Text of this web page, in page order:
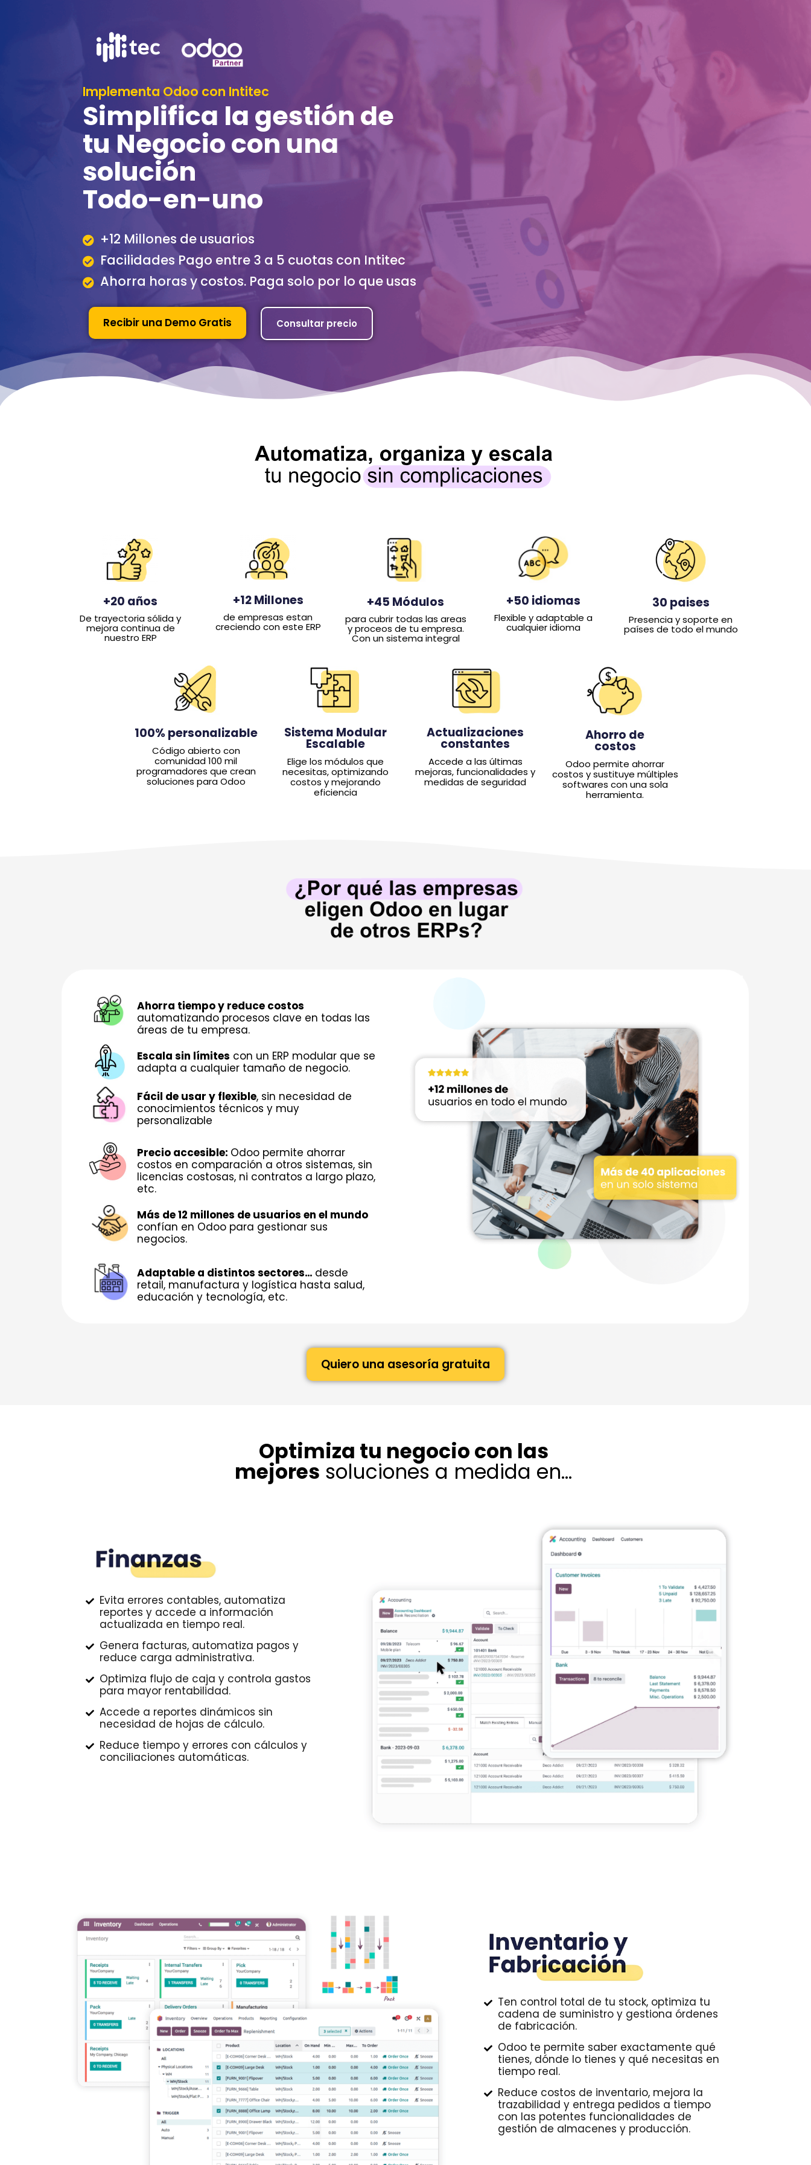
Implementa Odoo con Intitec
Simplifica la gestión de
tu Negocio con una
solución
Todo-en-uno
+12 Millones de usuarios
Facilidades Pago entre 3 a 5 cuotas con Intitec
Ahorra horas y costos. Paga solo por lo que usas
Recibir una Demo Gratis Consultar precio
+20 años
De trayectoria sólida y
mejora continua de
nuestro ERP
+12 Millones
de empresas estan
creciendo con este ERP
+45 Módulos
para cubrir todas las areas
y proceos de tu empresa.
Con un sistema integral
+50 idiomas
Flexible y adaptable a
cualquier idioma
30 paises
Presencia y soporte en
países de todo el mundo
100% personalizable
Código abierto con
comunidad 100 mil
programadores que crean
soluciones para Odoo
Sistema Modular
Escalable
Elige los módulos que
necesitas, optimizando
costos y mejorando
eficiencia
Actualizaciones
constantes
Accede a las últimas
mejoras, funcionalidades y
medidas de seguridad
Ahorro de
costos
Odoo permite ahorrar
costos y sustituye múltiples
softwares con una sola
herramienta.
Ahorra tiempo y reduce costos
automatizando procesos clave en todas las
áreas de tu empresa.
Escala sin límites con un ERP modular que se
adapta a cualquier tamaño de negocio.
Fácil de usar y flexible, sin necesidad de
conocimientos técnicos y muy
personalizable
Precio accesible: Odoo permite ahorrar
costos en comparación a otros sistemas, sin
licencias costosas, ni contratos a largo plazo,
etc.
Más de 12 millones de usuarios en el mundo
confían en Odoo para gestionar sus
negocios.
Adaptable a distintos sectores… desde
retail, manufactura y logística hasta salud,
educación y tecnología, etc.
Quiero una asesoría gratuita
Optimiza tu negocio con las
mejores soluciones a medida en…
Evita errores contables, automatiza
reportes y accede a información
actualizada en tiempo real.
Genera facturas, automatiza pagos y
reduce carga administrativa.
Optimiza flujo de caja y controla gastos
para mayor rentabilidad.
Accede a reportes dinámicos sin
necesidad de hojas de cálculo.
Reduce tiempo y errores con cálculos y
conciliaciones automáticas.
Ten control total de tu stock, optimiza tu
cadena de suministro y gestiona órdenes
de fabricación.
Odoo te permite saber exactamente qué
tienes, dónde lo tienes y qué necesitas en
tiempo real.
Reduce costos de inventario, mejora la
trazabilidad y entrega pedidos a tiempo
con las potentes funcionalidades de
gestión de almacenes y producción.